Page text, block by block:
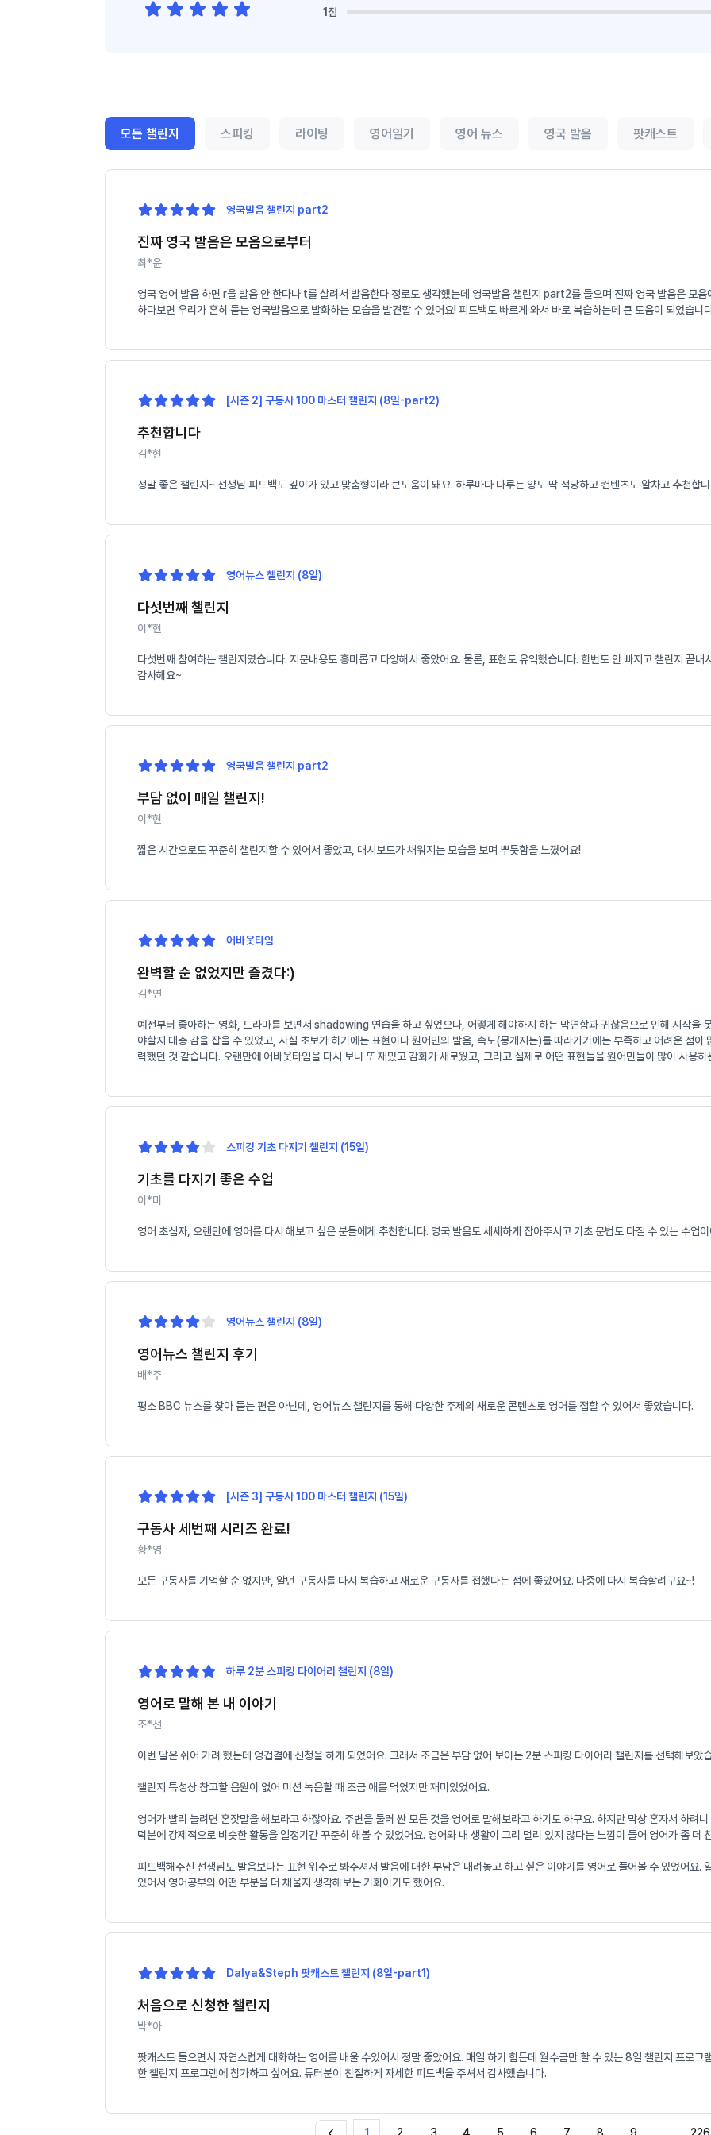
1점
모든 챌린지 스피킹 라이팅 영어일기 영어 뉴스 영국 발음 팟캐스트
영국발음 챌린지 part2
진짜 영국 발음은 모음으로부터
최*윤
영국 영어 발음 하면 r을 발음 안 한다나 t를 살려서 발음한다 정로도 생각했는데 영국발음 챌린지 part2를 들으며 진짜 영국 발음은 모
하다보면 우리가 흔히 듣는 영국발음으로 발화하는 모습을 발견할 수 있어요! 피드백도 빠르게 와서 바로 복습하는데 큰 도움이 되었습니
[시즌 2] 구동사 100 마스터 챌린지 (8일-part2)
추천합니다
김*현
정말 좋은 챌린지~ 선생님 피드백도 깊이가 있고 맞춤형이라 큰도움이 돼요. 하루마다 다루는 양도 딱 적당하고 컨텐츠도 알차고 추천합
영어뉴스 챌린지 (8일)
다섯번째 챌린지
이*현
다섯번째 참여하는 챌린지였습니다. 지문내용도 흥미롭고 다양해서 좋았어요. 물론, 표현도 유익했습니다. 한번도 안 빠지고 챌린지 끝
감사해요~
영국발음 챌린지 part2
부담 없이 매일 챌린지!
이*현
짧은 시간으로도 꾸준히 챌린지할 수 있어서 좋았고, 대시보드가 채워지는 모습을 보며 뿌듯함을 느꼈어요!
어바웃타임
완벽할 순 없었지만 즐겼다:)
김*연
예전부터 좋아하는 영화, 드라마를 보면서 shadowing 연습을 하고 싶었으나, 어떻게 해야하지 하는 막연함과 귀찮음으로 인해 시작을
야할지 대충 감을 잡을 수 있었고, 사실 초보가 하기에는 표현이나 원어민의 발음, 속도(뭉개지는)를 따라가기에는 부족하고 어려운 점이
력했던 것 같습니다. 오랜만에 어바웃타임을 다시 보니 또 재밌고 감회가 새로웠고, 그리고 실제로 어떤 표현들을 원어민들이 많이 사용
스피킹 기초 다지기 챌린지 (15일)
기초를 다지기 좋은 수업
이*미
영어 초심자, 오랜만에 영어를 다시 해보고 싶은 분들에게 추천합니다. 영국 발음도 세세하게 잡아주시고 기초 문법도 다질 수 있는 수업
영어뉴스 챌린지 (8일)
영어뉴스 챌린지 후기
배*주
평소 BBC 뉴스를 찾아 듣는 편은 아닌데, 영어뉴스 챌린지를 통해 다양한 주제의 새로운 콘텐츠로 영어를 접할 수 있어서 좋았습니다.
[시즌 3] 구동사 100 마스터 챌린지 (15일)
구동사 세번째 시리즈 완료!
황*영
모든 구동사를 기억할 순 없지만, 알던 구동사를 다시 복습하고 새로운 구동사를 접했다는 점에 좋았어요. 나중에 다시 복습할려구요~!
하루 2분 스피킹 다이어리 챌린지 (8일)
영어로 말해 본 내 이야기
조*선
이번 달은 쉬어 가려 했는데 엉겁결에 신청을 하게 되었어요. 그래서 조금은 부담 없어 보이는 2분 스피킹 다이어리 챌린지를 선택해보았
챌린지 특성상 참고할 음원이 없어 미션 녹음할 때 조금 애를 먹었지만 재미있었어요.
영어가 빨리 늘려면 혼잣말을 해보라고 하잖아요. 주변을 둘러 싼 모든 것을 영어로 말해보라고 하기도 하구요. 하지만 막상 혼자서 하려
덕분에 강제적으로 비슷한 활동을 일정기간 꾸준히 해볼 수 있었어요. 영어와 내 생활이 그리 멀리 있지 않다는 느낌이 들어 영어가 좀 더
피드백해주신 선생님도 발음보다는 표현 위주로 봐주셔서 발음에 대한 부담은 내려놓고 하고 싶은 이야기를 영어로 풀어볼 수 있었어
있어서 영어공부의 어떤 부분을 더 채울지 생각해보는 기회이기도 했어요.
Dalya&Steph 팟캐스트 챌린지 (8일-part1)
처음으로 신청한 챌린지
박*아
팟캐스트 들으면서 자연스럽게 대화하는 영어를 배울 수있어서 정말 좋았어요. 매일 하기 힘든데 월수금만 할 수 있는 8일 챌린지 프로그
한 챌린지 프로그램에 참가하고 싶어요. 튜터분이 친절하게 자세한 피드백을 주셔서 감사했습니다.
1 2 3 4 5 6 7 8 9 226